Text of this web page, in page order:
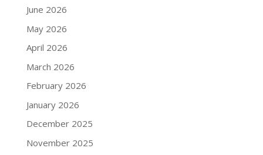
June 2026
May 2026
April 2026
March 2026
February 2026
January 2026
December 2025
November 2025